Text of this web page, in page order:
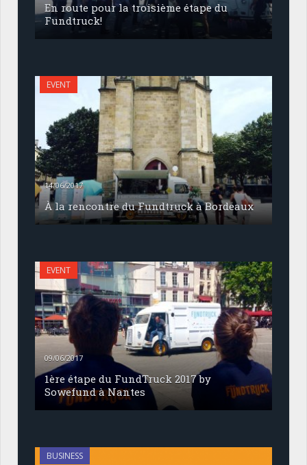
En route pour la troisième étape du
Fundtruck!
EVENT
14/06/2017
À la rencontre du Fundtruck à Bordeaux
EVENT
09/06/2017
1ère étape du FundTruck 2017 by
Sowefund à Nantes
BUSINESS